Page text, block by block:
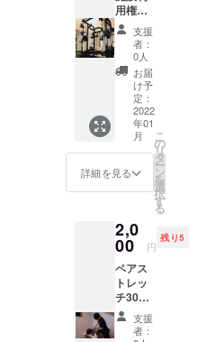
す！ お
届け予
日:2022
年1月4
日〜
2022年
2月4日
用権に
なりま
す！ ご
予定が
合うと
ころで
当施設
をご利
用いた
だけま
す！ ※
先にご
予約が
入って
は他の
日時を
選択し
ていた
だく可
能性が
ござい
ますの
支援
者：
0人
お届
け予
定：
2022
年01
月
詳細を見る
こ
の
リ
タ
ー
ン
を
選
択
す
る
2,0
00 円
残り5
ペアス
トレッ
チ30分
30分の
ペアス
支援
者：